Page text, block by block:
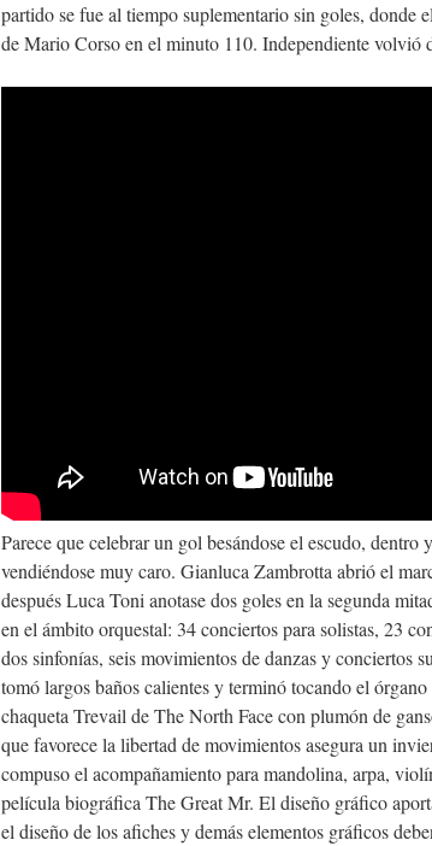
partido se fue al tiempo suplementario sin goles,
de Mario Corso en el minuto 110. Independiente volvió
Parece que celebrar un gol besándose el escudo, dentro
vendiéndose muy caro. Gianluca Zambrotta abrió el
después Luca Toni anotase dos goles en la segunda
en el ámbito orquestal: 34 conciertos para solistas, 23
dos sinfonías, seis movimientos de danzas y conciertos
tomó largos baños calientes y terminó tocando el
chaqueta Trevail de The North Face con plumón de
que favorece la libertad de movimientos asegura un
compuso el acompañamiento para mandolina, arpa,
película biográfica The Great Mr. El diseño gráfico
el diseño de los afiches y demás elementos gráficos